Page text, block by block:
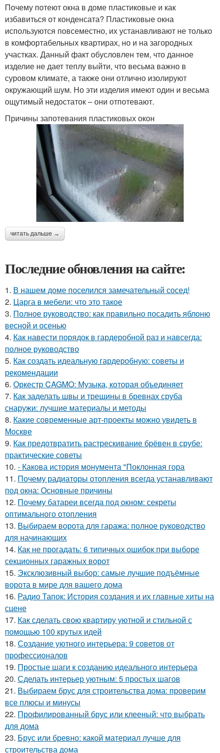
Почему потеют окна в доме пластиковые и как
избавиться от конденсата? Пластиковые окна
используются повсеместно, их устанавливают не только
в комфортабельных квартирах, но и на загородных
участках. Данный факт обусловлен тем, что данное
изделие не дает теплу выйти, что весьма важно в
суровом климате, а также они отлично изолируют
окружающий шум. Но эти изделия имеют один и весьма
ощутимый недостаток – они отпотевают.
Причины запотевания пластиковых окон
читать дальше →
Последние обновления на сайте:
1. В нашем доме поселился замечательный сосед!
2. Царга в мебели: что это такое
3. Полное руководство: как правильно посадить яблоню
весной и осенью
4. Как навести порядок в гардеробной раз и навсегда:
полное руководство
5. Как создать идеальную гардеробную: советы и
рекомендации
6. Оркестр CAGMO: Музыка, которая объединяет
7. Как заделать швы и трещины в бревнах сруба
снаружи: лучшие материалы и методы
8. Какие современные арт-проекты можно увидеть в
Москве
9. Как предотвратить растрескивание брёвен в срубе:
практические советы
10. - Какова история монумента "Поклонная гора
11. Почему радиаторы отопления всегда устанавливают
под окна: Основные причины
12. Почему батареи всегда под окном: секреты
оптимального отопления
13. Выбираем ворота для гаража: полное руководство
для начинающих
14. Как не прогадать: 6 типичных ошибок при выборе
секционных гаражных ворот
15. Эксклюзивный выбор: самые лучшие подъёмные
ворота в мире для вашего дома
16. Радио Тапок: История создания и их главные хиты на
сцене
17. Как сделать свою квартиру уютной и стильной с
помощью 100 крутых идей
18. Создание уютного интерьера: 9 советов от
профессионалов
19. Простые шаги к созданию идеального интерьера
20. Сделать интерьер уютным: 5 простых шагов
21. Выбираем брус для строительства дома: проверим
все плюсы и минусы
22. Профилированный брус или клееный: что выбрать
для дома
23. Брус или бревно: какой материал лучше для
строительства дома